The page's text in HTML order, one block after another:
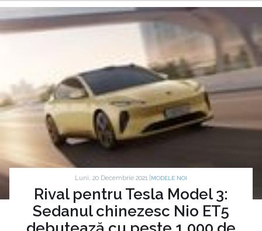
Luni, 20 Decembrie 2021 | MODELE NOI
Rival pentru Tesla Model 3:
Sedanul chinezesc Nio ET5